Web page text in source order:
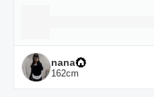
nana
162cm